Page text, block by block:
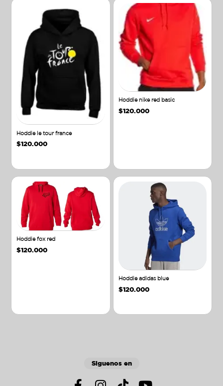
Hoddie le tour france
$120.000
Hoddie nike red basic
$120.000
Hoddie fox red
$120.000
Hoddie adidas blue
$120.000
Siguenos en